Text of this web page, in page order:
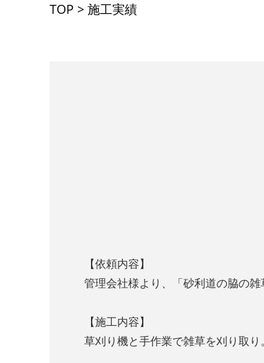
TOP > 施工実績
【依頼内容】
管理会社様より、「砂利道の脇の
【施工内容】
草刈り機と手作業で雑草を刈り取り。